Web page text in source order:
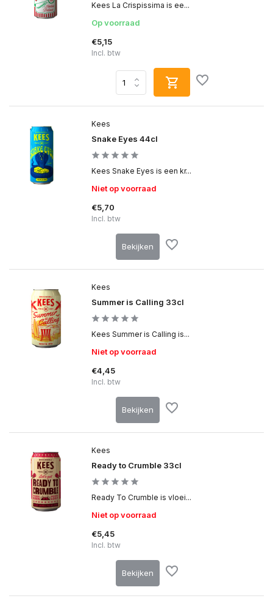
Kees La Crispissima is ee...
Op voorraad
€5,15
Incl. btw
Kees
Snake Eyes 44cl
Kees Snake Eyes is een kr...
Niet op voorraad
€5,70
Incl. btw
Bekijken
Kees
Summer is Calling 33cl
Kees Summer is Calling is...
Niet op voorraad
€4,45
Incl. btw
Bekijken
Kees
Ready to Crumble 33cl
Ready To Crumble is vloei...
Niet op voorraad
€5,45
Incl. btw
Bekijken